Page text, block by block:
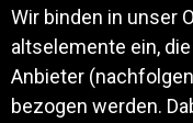
Wir binden in unser
altselemente ein,
Anbieter
bezogen werden.